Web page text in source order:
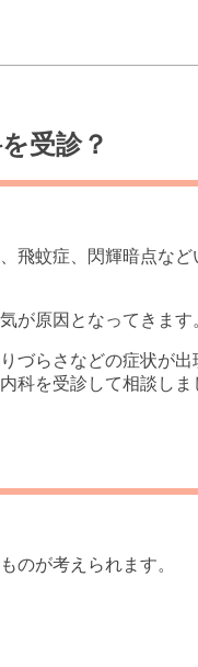
受診？
飛蚊症、閃輝暗点な
が原因となってきま
づらさなどの症状が
科を受診して相談しま
のが考えられます。